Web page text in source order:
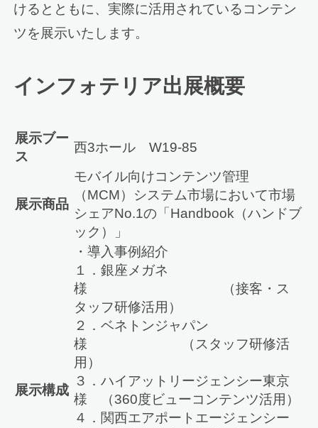
けるとともに、実際に活用されているコンテン
ツを展示いたします。
インフォテリア出展概要
展示ブー
ス
西3ホール W19-85
展示商品
モバイル向けコンテンツ管理
（MCM）システム市場において市場
シェアNo.1の「Handbook（ハンドブ
ック）」
展示構成
・導入事例紹介
１．銀座メガネ
様 （接客・ス
タッフ研修活用）
２．ベネトンジャパン
様 （スタッフ研修活
用）
３．ハイアットリージェンシー東京
様 （360度ビューコンテンツ活用）
４．関西エアポートエージェンシー